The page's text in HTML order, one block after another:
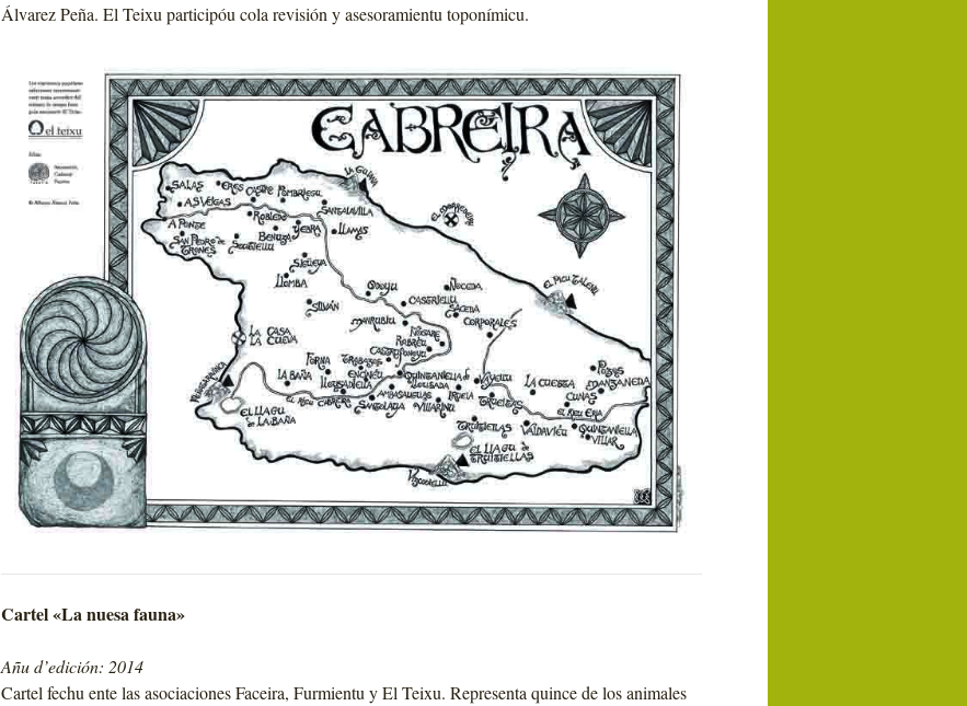
Álvarez Peña. El Teixu participóu cola revisión y asesoramientu toponímicu.
Cartel «La nuesa fauna»
Añu d’edición: 2014
Cartel fechu ente las asociaciones Faceira, Furmientu y El Teixu. Representa quince de los animales